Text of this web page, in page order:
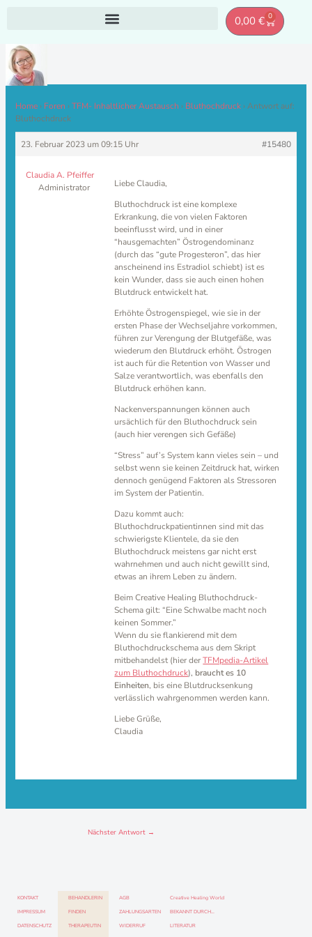
0,00 € 0
Home › Foren › TFM- Inhaltlicher Austausch › Bluthochdruck › Antwort auf:
Bluthochdruck
23. Februar 2023 um 09:15 Uhr #15480
Claudia A. Pfeiffer
Administrator
Liebe Claudia,
Bluthochdruck ist eine komplexe
Erkrankung, die von vielen Faktoren
beeinflusst wird, und in einer
“hausgemachten” Östrogendominanz
(durch das “gute Progesteron”, das hier
anscheinend ins Estradiol schiebt) ist es
kein Wunder, dass sie auch einen hohen
Blutdruck entwickelt hat.
Erhöhte Östrogenspiegel, wie sie in der
ersten Phase der Wechseljahre vorkommen,
führen zur Verengung der Blutgefäße, was
wiederum den Blutdruck erhöht. Östrogen
ist auch für die Retention von Wasser und
Salze verantwortlich, was ebenfalls den
Blutdruck erhöhen kann.
Nackenverspannungen können auch
ursächlich für den Bluthochdruck sein
(auch hier verengen sich Gefäße)
“Stress” auf’s System kann vieles sein – und
selbst wenn sie keinen Zeitdruck hat, wirken
dennoch genügend Faktoren als Stressoren
im System der Patientin.
Dazu kommt auch:
Bluthochdruckpatientinnen sind mit das
schwierigste Klientele, da sie den
Bluthochdruck meistens gar nicht erst
wahrnehmen und auch nicht gewillt sind,
etwas an ihrem Leben zu ändern.
Beim Creative Healing Bluthochdruck-
Schema gilt: “Eine Schwalbe macht noch
keinen Sommer.”
Wenn du sie flankierend mit dem
Bluthochdruckschema aus dem Skript
mitbehandelst (hier derTFMpedia-Artikel
zum Bluthochdruck), braucht es 10
Einheiten, bis eine Blutdrucksenkung
verlässlich wahrgenommen werden kann.
Liebe Grüße,
Claudia
Nächster Antwort →
KONTAKT
IMPRESSUM
DATENSCHUTZ
BEHANDLERIN
FINDEN
THERAPEUTIN
Creative Healing World
BEKANNT DURCH…
LITERATUR
AGB
ZAHLUNGSARTEN
WIDERRUF